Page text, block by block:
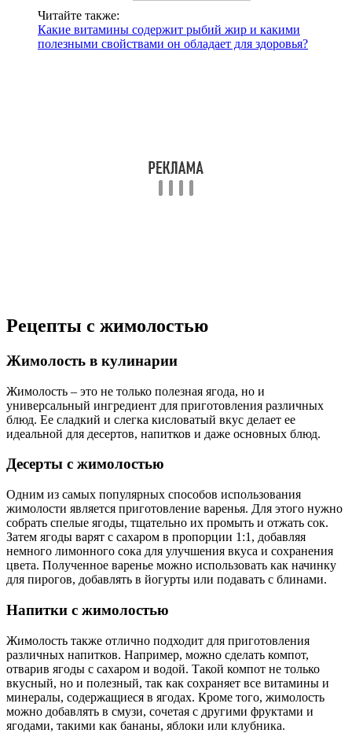
Читайте также:
Какие витамины содержит рыбий жир и какими
полезными свойствами он обладает для здоровья?
Рецепты с жимолостью
Жимолость в кулинарии
Жимолость – это не только полезная ягода, но и
универсальный ингредиент для приготовления различных
блюд. Ее сладкий и слегка кисловатый вкус делает ее
идеальной для десертов, напитков и даже основных блюд.
Десерты с жимолостью
Одним из самых популярных способов использования
жимолости является приготовление варенья. Для этого нужно
собрать спелые ягоды, тщательно их промыть и отжать сок.
Затем ягоды варят с сахаром в пропорции 1:1, добавляя
немного лимонного сока для улучшения вкуса и сохранения
цвета. Полученное варенье можно использовать как начинку
для пирогов, добавлять в йогурты или подавать с блинами.
Напитки с жимолостью
Жимолость также отлично подходит для приготовления
различных напитков. Например, можно сделать компот,
отварив ягоды с сахаром и водой. Такой компот не только
вкусный, но и полезный, так как сохраняет все витамины и
минералы, содержащиеся в ягодах. Кроме того, жимолость
можно добавлять в смузи, сочетая с другими фруктами и
ягодами, такими как бананы, яблоки или клубника.